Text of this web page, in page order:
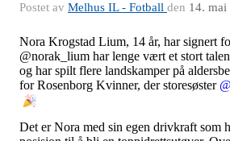
Postet av Melhus IL - Fotball den 14. mai
Nora Krogstad Lium, 14 år, har signert
@norak_lium har lenge vært et stort
og har spilt flere landskamper på
for Rosenborg Kvinner, der storesøster
Det er Nora med sin egen drivkraft som